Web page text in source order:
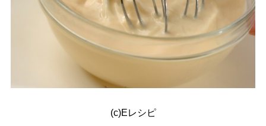
(c)Eレシピ